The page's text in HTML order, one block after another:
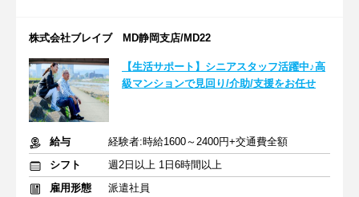
株式会社ブレイブ MD静岡支店/MD22
【生活サポート】シニアスタッフ活躍中♪高
級マンションで見回り/介助/支援をお任せ
給与
経験者:時給1600～2400円+交通費全額
シフト
週2日以上 1日6時間以上
雇用形態
派遣社員